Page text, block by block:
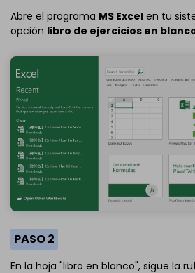
Abre el programa MS Excel en tu
opción libro de ejercicios en
PASO 2
En la hoja "libro en blanco", sigue la